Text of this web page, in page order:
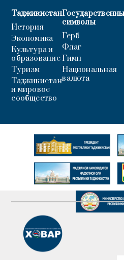
Таджикистан
История
Экономика
Культура и
образование
Туризм
Таджикистан
и мировое
сообщество
символы
Герб
Флаг
Гимн
Национальная
валюта